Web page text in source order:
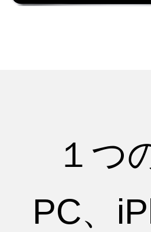
１つ
PC、